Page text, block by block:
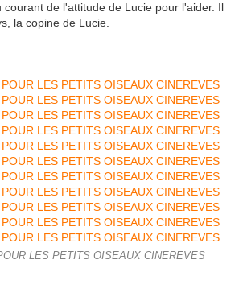
courant de l'attitude de Lucie pour l'aider. Il
la copine de Lucie.
LES PETITS OISEAUX CINEREVES